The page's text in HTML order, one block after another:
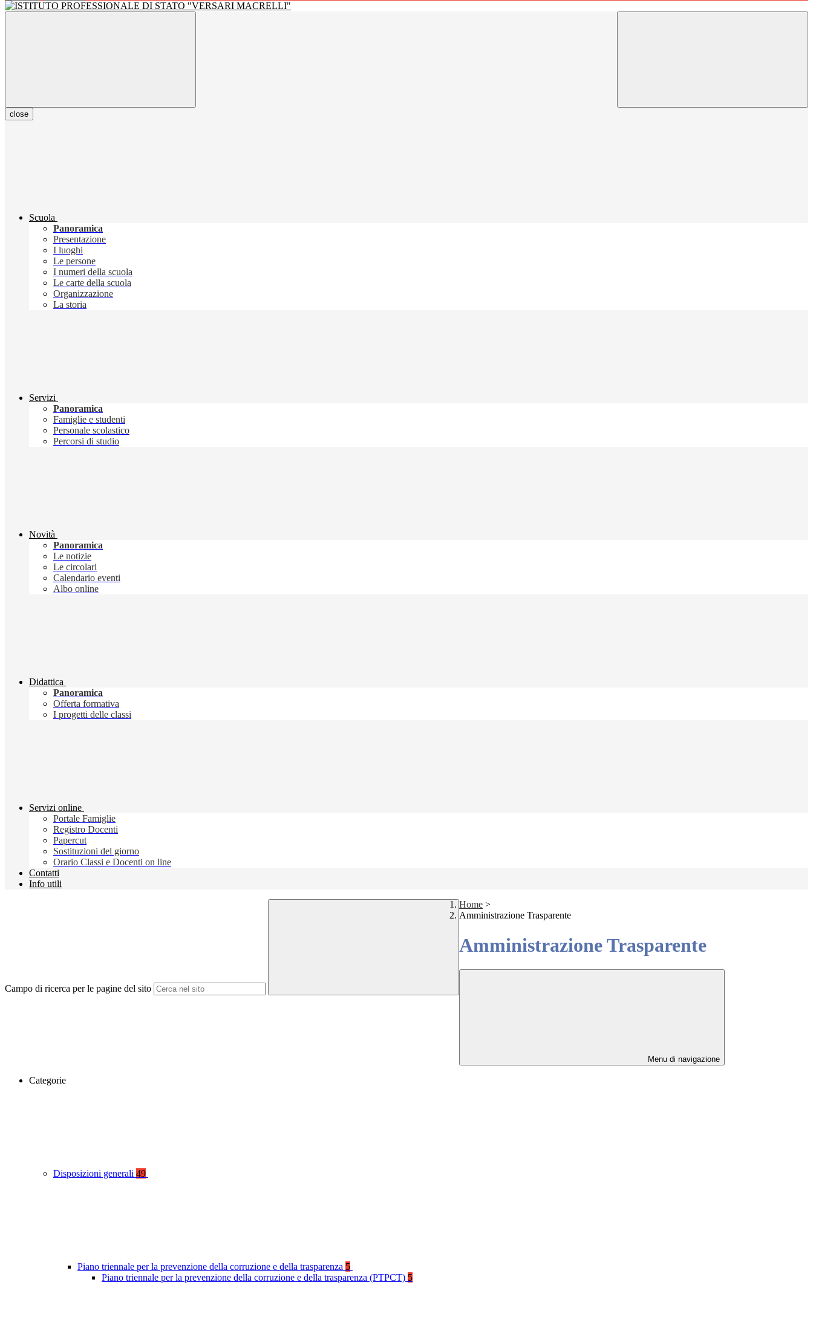
close
Scuola
Panoramica
Presentazione
I luoghi
Le persone
I numeri della scuola
Le carte della scuola
Organizzazione
La storia
Servizi
Panoramica
Famiglie e studenti
Personale scolastico
Percorsi di studio
Novità
Panoramica
Le notizie
Le circolari
Calendario eventi
Albo online
Didattica
Panoramica
Offerta formativa
I progetti delle classi
Servizi online
Portale Famiglie
Registro Docenti
Papercut
Sostituzioni del giorno
Orario Classi e Docenti on line
Contatti
Info utili
Campo di ricerca per le pagine del sito
Home >
Amministrazione Trasparente
Amministrazione Trasparente
Menu di navigazione
Categorie
Disposizioni generali 49
Piano triennale per la prevenzione della corruzione e della trasparenza 5
Piano triennale per la prevenzione della corruzione e della trasparenza (PTPCT) 5